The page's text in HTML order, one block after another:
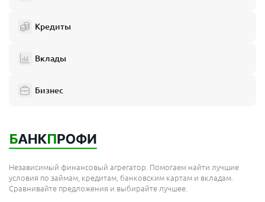
Кредиты
Вклады
Бизнес
Независимый финансовый агрегатор. Помогаем найти лучшие
условия по займам, кредитам, банковским картам и вкладам.
Сравнивайте предложения и выбирайте лучшее.